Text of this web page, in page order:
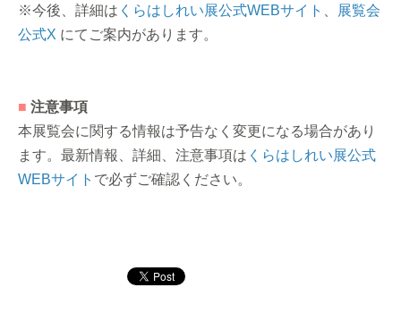
※今後、詳細は くらはしれい展公式WEBサイト
展覧会
公式X にてご案内があります。
■ 注意事項
本展覧会に関する情報は予告なく変更になる場合があり
ます。最新情報、詳細、注意事項は くらはしれい展公式
WEBサイト で必ずご確認ください。